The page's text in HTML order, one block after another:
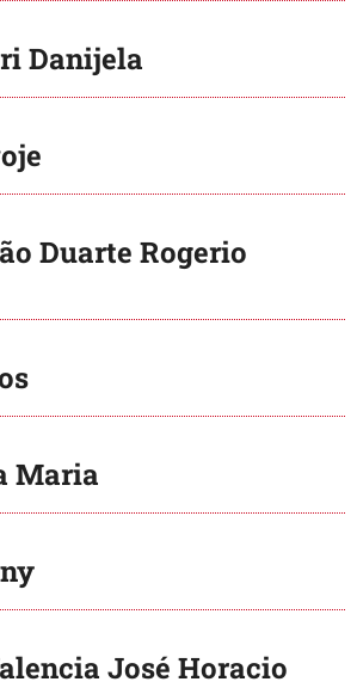
Danijela
Duarte Rogerio
Maria
José Horacio